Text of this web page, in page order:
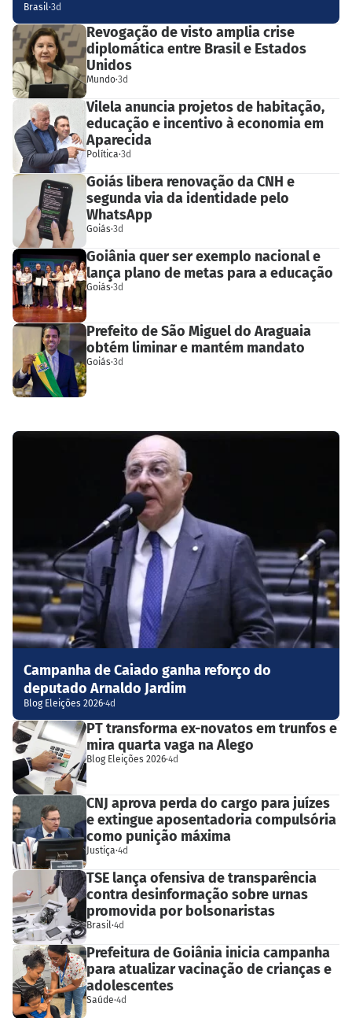
Brasil·3d
Revogação de visto amplia crise
diplomática entre Brasil e Estados
Unidos
Mundo·3d
Vilela anuncia projetos de habitação,
educação e incentivo à economia em
Aparecida
Política·3d
Goiás libera renovação da CNH e
segunda via da identidade pelo
WhatsApp
Goiás·3d
Goiânia quer ser exemplo nacional e
lança plano de metas para a educação
Goiás·3d
Prefeito de São Miguel do Araguaia
obtém liminar e mantém mandato
Goiás·3d
Campanha de Caiado ganha reforço do
deputado Arnaldo Jardim
Blog Eleições 2026·4d
PT transforma ex-novatos em trunfos e
mira quarta vaga na Alego
Blog Eleições 2026·4d
CNJ aprova perda do cargo para juízes
e extingue aposentadoria compulsória
como punição máxima
Justiça·4d
TSE lança ofensiva de transparência
contra desinformação sobre urnas
promovida por bolsonaristas
Brasil·4d
Prefeitura de Goiânia inicia campanha
para atualizar vacinação de crianças e
adolescentes
Saúde·4d